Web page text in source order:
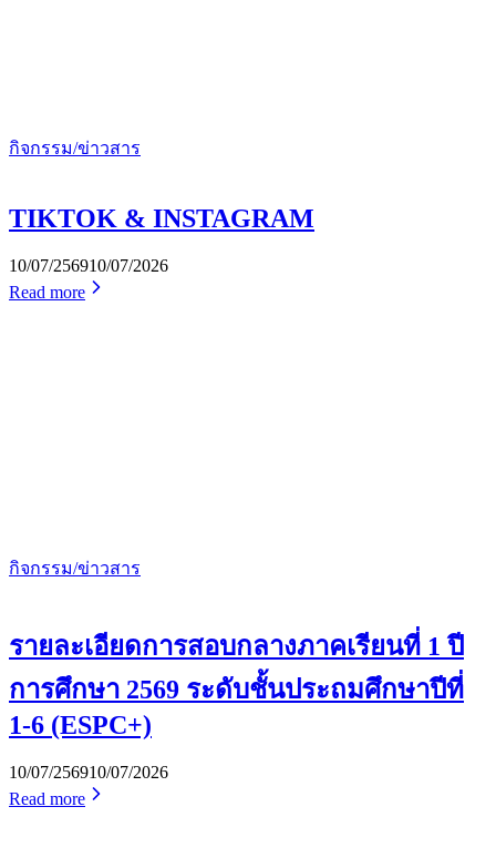
กิจกรรม/ข่าวสาร
TIKTOK & INSTAGRAM
10/07/256910/07/2026
Read more
กิจกรรม/ข่าวสาร
รายละเอียดการสอบกลางภาคเรียนที่ 1 ปี
การศึกษา 2569 ระดับชั้นประถมศึกษาปีที่
1-6 (ESPC+)
10/07/256910/07/2026
Read more